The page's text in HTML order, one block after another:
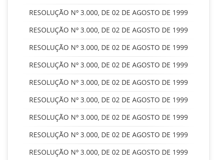
RESOLUÇÃO Nº 3.000, DE 02 DE AGOSTO DE 1999
RESOLUÇÃO Nº 3.000, DE 02 DE AGOSTO DE 1999
RESOLUÇÃO Nº 3.000, DE 02 DE AGOSTO DE 1999
RESOLUÇÃO Nº 3.000, DE 02 DE AGOSTO DE 1999
RESOLUÇÃO Nº 3.000, DE 02 DE AGOSTO DE 1999
RESOLUÇÃO Nº 3.000, DE 02 DE AGOSTO DE 1999
RESOLUÇÃO Nº 3.000, DE 02 DE AGOSTO DE 1999
RESOLUÇÃO Nº 3.000, DE 02 DE AGOSTO DE 1999
RESOLUÇÃO Nº 3.000, DE 02 DE AGOSTO DE 1999